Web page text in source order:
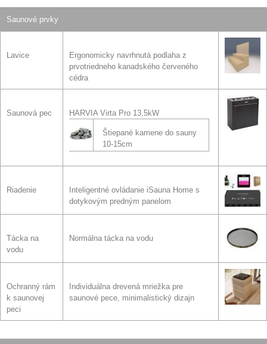
Saunové prvky
Lavice
Ergonomicky navrhnutá podlaha z
prvotriedneho kanadského červeného
cédra
Saunová pec HARVIA Virta Pro 13,5kW
Štiepané kamene do sauny
10-15cm
Riadenie
Inteligentné ovládanie iSauna Home s
dotykovým predným panelom
Tácka na
vodu
Normálna tácka na vodu
Ochranný rám
k saunovej
peci
Individuálna drevená mriežka pre
saunové pece, minimalistický dizajn